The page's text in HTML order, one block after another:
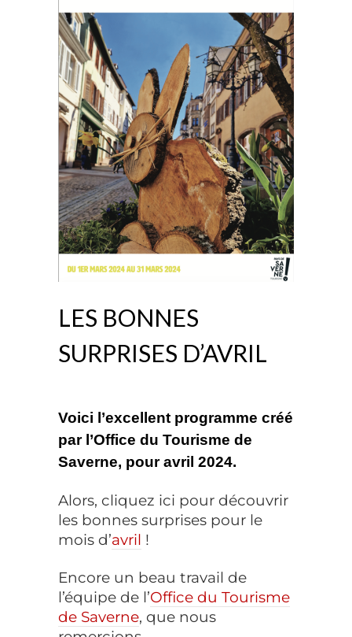
LES BONNES
SURPRISES D’AVRIL
Voici l’excellent programme créé
par l’Office du Tourisme de
Saverne, pour avril 2024.
Alors, cliquez ici pour découvrir
les bonnes surprises pour le
mois d’avril !
Encore un beau travail de
l’équipe de l’Office du Tourisme
de Saverne, que nous